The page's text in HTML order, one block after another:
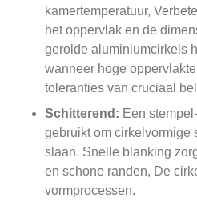
kamertemperatuur,
het oppervlak en de
gerolde aluminiumcirkels
wanneer hoge
toleranties van cruciaal
Schitterend: Een
gebruikt om cirkelvormige
slaan. Snelle blanking
en schone randen, De
vormprocessen.